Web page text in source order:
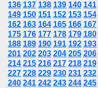
136 137 138 139 140 141
149 150 151 152 153 154
162 163 164 165 166 167
175 176 177 178 179 180
188 189 190 191 192 193
201 202 203 204 205 206
214 215 216 217 218 219
227 228 229 230 231 232
240 241 242 243 244 245